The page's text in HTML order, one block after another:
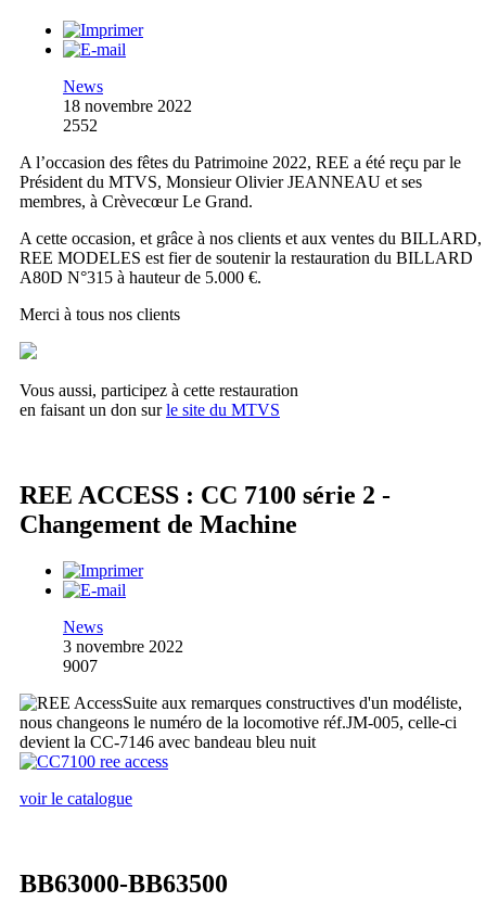
News
18 novembre 2022
2552
A l’occasion des fêtes du Patrimoine 2022, REE a été reçu par le
Président du MTVS, Monsieur Olivier JEANNEAU et ses
membres, à Crèvecœur Le Grand.
A cette occasion, et grâce à nos clients et aux ventes du BILLARD,
REE MODELES est fier de soutenir la restauration du BILLARD
A80D N°315 à hauteur de 5.000 €.
Merci à tous nos clients
Vous aussi, participez à cette restauration
en faisant un don surle site du MTVS
REE ACCESS : CC 7100 série 2 -
Changement de Machine
News
3 novembre 2022
9007
Suite aux remarques constructives d'un modéliste,
nous changeons le numéro de la locomotive réf.JM-005, celle-ci
devient la CC-7146 avec bandeau bleu nuit
voir le catalogue
BB63000-BB63500